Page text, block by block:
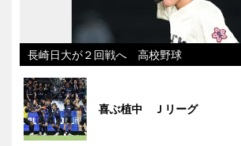
長崎日大が２回戦へ 高校野球
喜ぶ植中 Ｊリーグ